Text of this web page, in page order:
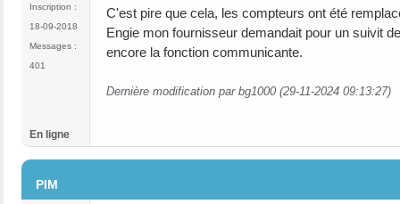
Inscription :
18-09-2018
Messages :
401
C'est pire que cela, les compteurs ont été
Engie mon fournisseur demandait pour un suivit
encore la fonction communicante.
Dernière modification par bg1000 (29-11-2024 09:13:27)
En ligne
PIM